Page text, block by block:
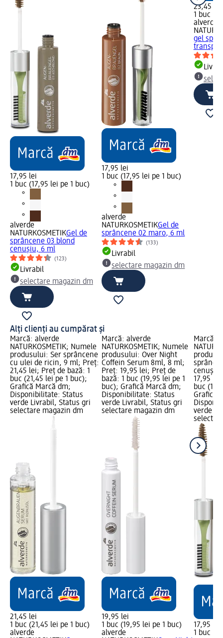
17,95 lei
1 buc (17,95 lei pe 1 buc)
alverde
NATURKOSMETIKGel de
sprâncene 03 blond
cenușiu, 6 ml
(123)
Livrabil
selectare magazin dm
17,95 lei
1 buc (17,95 lei pe 1 buc)
alverde
NATURKOSMETIKGel de
sprâncene 02 maro, 6 ml
(133)
Livrabil
selectare magazin dm
23,45 lei
1 buc
alverde
gel
transp,
Alți clienți au cumpărat și
Marcă: alverde
NATURKOSMETIK; Numele
produsului: Ser sprâncene
cu ulei de ricin, 9 ml; Preț:
21,45 lei; Preț de bază: 1
buc (21,45 lei pe 1 buc);
Grafică Marcă dm;
Disponibilitate: Status
verde Livrabil, Status gri
selectare magazin dm
21,45 lei
1 buc (21,45 lei pe 1 buc)
alverde
Marcă: alverde
NATURKOSMETIK; Numele
produsului: Over Night
Coffein Serum 8ml, 8 ml;
Preț: 19,95 lei; Preț de
bază: 1 buc (19,95 lei pe 1
buc); Grafică Marcă dm;
Disponibilitate: Status
verde Livrabil, Status gri
selectare magazin dm
19,95 lei
1 buc (19,95 lei pe 1 buc)
alverde
Marcă:
17,95
buc
Grafică
verde
17,95 lei
1 buc